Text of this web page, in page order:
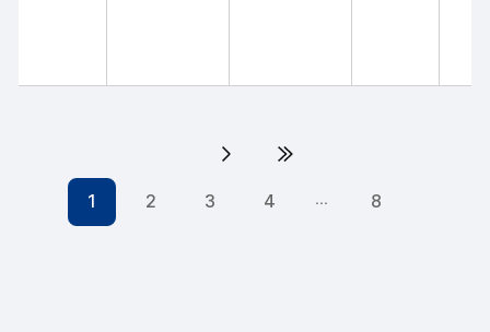
1 2 3 4 8
다음 페이지다음4페이지